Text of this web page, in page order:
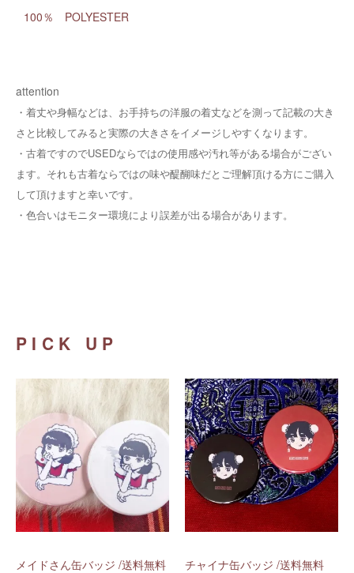
100％ POLYESTER
attention
・着丈や身幅などは、お手持ちの洋服の着丈などを測って記載の大き
さと比較してみると実際の大きさをイメージしやすくなります。
・ 古着ですのでUSEDならではの使用感や汚れ等がある場合がござい
ます。それも古着ならではの味や醍醐味だとご理解頂ける方にご購入
して頂けますと幸いです。
・ 色合いはモニター環境により誤差が出る場合があります。
PICK UP
メイドさん缶バッジ /送料無料
チャイナ缶バッジ /送料無料